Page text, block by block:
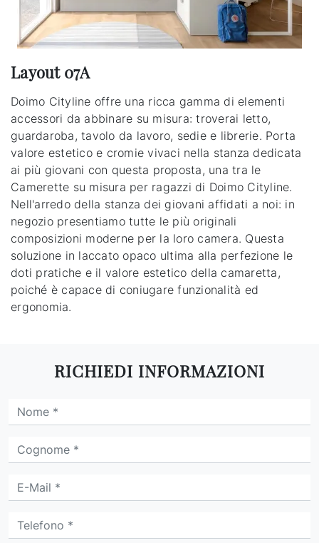
Layout 07A
Doimo Cityline offre una ricca gamma di elementi
accessori da abbinare su misura: troverai letto,
guardaroba, tavolo da lavoro, sedie e librerie. Porta
valore estetico e cromie vivaci nella stanza dedicata
ai più giovani con questa proposta, una tra le
Camerette su misura per ragazzi di Doimo Cityline.
Nell'arredo della stanza dei giovani affidati a noi: in
negozio presentiamo tutte le più originali
composizioni moderne per la loro camera. Questa
soluzione in laccato opaco ultima alla perfezione le
doti pratiche e il valore estetico della camaretta,
poiché è capace di coniugare funzionalità ed
ergonomia.
RICHIEDI INFORMAZIONI